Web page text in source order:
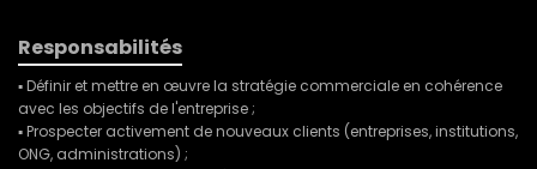
Responsabilités
▪ Définir et mettre en œuvre la stratégie commerciale en cohérence
avec les objectifs de l'entreprise ;
▪ Prospecter activement de nouveaux clients (entreprises, institutions,
ONG, administrations) ;